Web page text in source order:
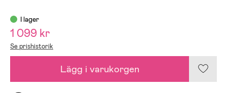
I lager
1 099 kr
Se prishistorik
Lägg i varukorgen